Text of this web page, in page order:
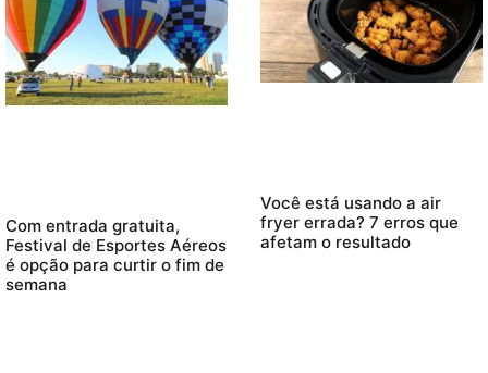
Com entrada gratuita,
Festival de Esportes Aéreos
é opção para curtir o fim de
semana
Você está usando a air
fryer errada? 7 erros que
afetam o resultado